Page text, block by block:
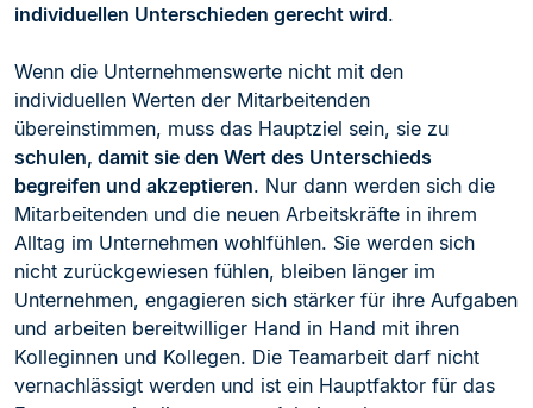
individuellen Unterschieden gerecht wird.
Wenn die Unternehmenswerte nicht mit den
individuellen Werten der Mitarbeitenden
übereinstimmen, muss das Hauptziel sein, sie zu
schulen, damit sie den Wert des Unterschieds
begreifen und akzeptieren. Nur dann werden sich die
Mitarbeitenden und die neuen Arbeitskräfte in ihrem
Alltag im Unternehmen wohlfühlen. Sie werden sich
nicht zurückgewiesen fühlen, bleiben länger im
Unternehmen, engagieren sich stärker für ihre Aufgaben
und arbeiten bereitwilliger Hand in Hand mit ihren
Kolleginnen und Kollegen. Die Teamarbeit darf nicht
vernachlässigt werden und ist ein Hauptfaktor für das